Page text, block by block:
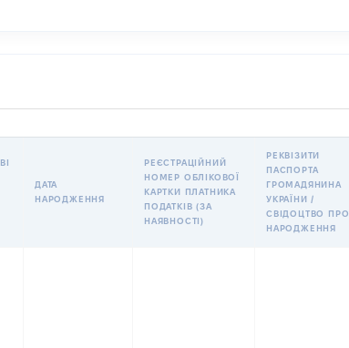
ДАТА
НАРОДЖЕННЯ
РЕЄСТРАЦІЙНИЙ
НОМЕР ОБЛІКОВОЇ
КАРТКИ ПЛАТНИКА
ПОДАТКІВ (ЗА
НАЯВНОСТІ)
РЕКВІЗИТИ
ПАСПОРТА
ГРОМАДЯНИНА
УКРАЇНИ /
СВІДОЦТВО ПРО
НАРОДЖЕННЯ